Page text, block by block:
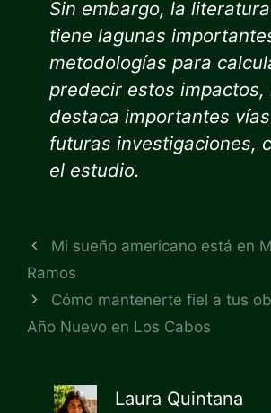
Sin embargo, la
tiene lagunas
metodologías para
predecir estos impactos,
destaca importantes
futuras investigaciones,
el estudio.
Mi sueño americano está en
Ramos
Cómo mantenerte fiel a tus
Año Nuevo en Los Cabos
Laura Quintana